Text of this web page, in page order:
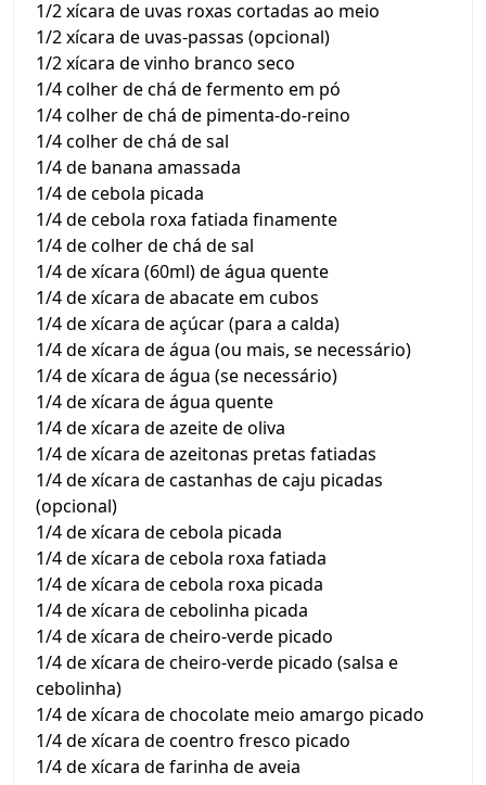
1/2 xícara de uvas roxas cortadas ao meio
1/2 xícara de uvas-passas (opcional)
1/2 xícara de vinho branco seco
1/4 colher de chá de fermento em pó
1/4 colher de chá de pimenta-do-reino
1/4 colher de chá de sal
1/4 de banana amassada
1/4 de cebola picada
1/4 de cebola roxa fatiada finamente
1/4 de colher de chá de sal
1/4 de xícara (60ml) de água quente
1/4 de xícara de abacate em cubos
1/4 de xícara de açúcar (para a calda)
1/4 de xícara de água (ou mais, se necessário)
1/4 de xícara de água (se necessário)
1/4 de xícara de água quente
1/4 de xícara de azeite de oliva
1/4 de xícara de azeitonas pretas fatiadas
1/4 de xícara de castanhas de caju picadas
(opcional)
1/4 de xícara de cebola picada
1/4 de xícara de cebola roxa fatiada
1/4 de xícara de cebola roxa picada
1/4 de xícara de cebolinha picada
1/4 de xícara de cheiro-verde picado
1/4 de xícara de cheiro-verde picado (salsa e
cebolinha)
1/4 de xícara de chocolate meio amargo picado
1/4 de xícara de coentro fresco picado
1/4 de xícara de farinha de aveia